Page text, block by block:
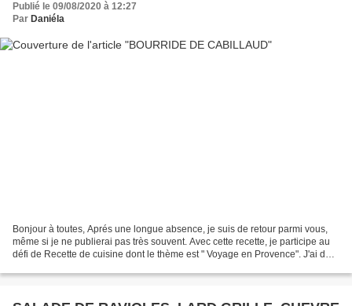
Publié le 09/08/2020 à 12:27
Par Daniéla
Bonjour à toutes, Aprés une longue absence, je suis de retour parmi vous,
même si je ne publierai pas très souvent. Avec cette recette, je participe au
défi de Recette de cuisine dont le thème est " Voyage en Provence". J'ai déjà